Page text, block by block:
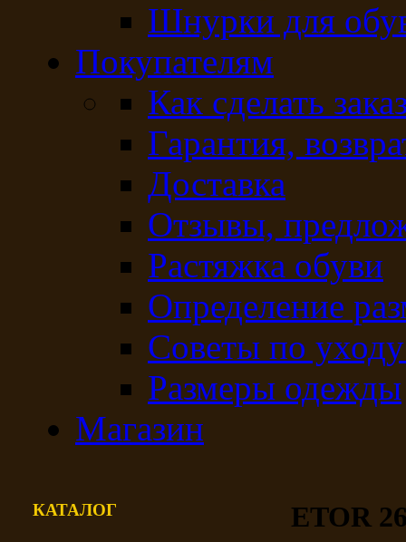
Шнурки для
Покупателям
Как сделать
Гарантия,
Доставка
Отзывы,
Растяжка обуви
Определение
Советы по
Размеры одежды
Магазин
КАТАЛОГ ETOR